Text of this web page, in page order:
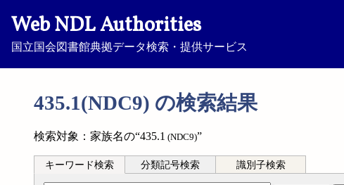
Web NDL Authorities
国立国会図書館典拠データ検索・提供サービス
435.1(NDC9) の検索結果
検索対象：家族名の“435.1 (NDC9)”
キーワード検索 分類記号検索 識別子検索